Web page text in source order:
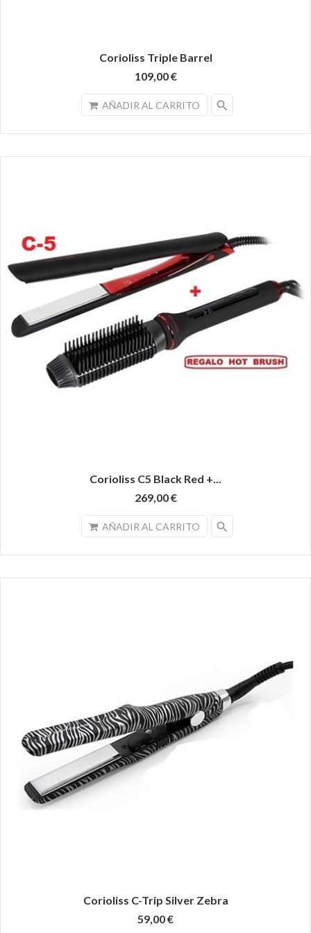
Corioliss Triple Barrel
109,00 €
AÑADIR AL CARRITO search
Corioliss C5 Black Red +...
269,00 €
AÑADIR AL CARRITO search
Corioliss C-Trip Silver Zebra
59,00 €